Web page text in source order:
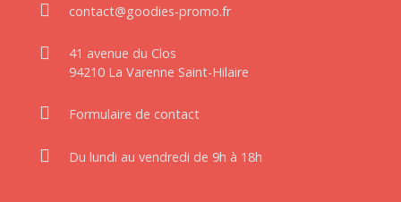
contact@goodies-promo.fr
41 avenue du Clos
94210 La Varenne Saint-Hilaire
Formulaire de contact
Du lundi au vendredi de 9h à 18h